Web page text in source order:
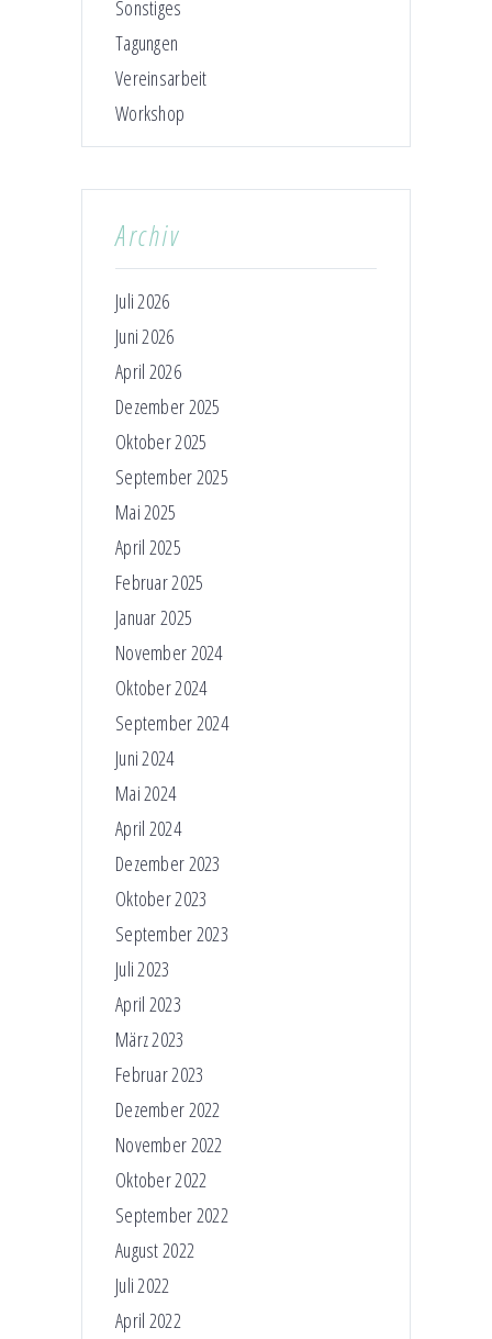
Sonstiges
Tagungen
Vereinsarbeit
Workshop
Archiv
Juli 2026
Juni 2026
April 2026
Dezember 2025
Oktober 2025
September 2025
Mai 2025
April 2025
Februar 2025
Januar 2025
November 2024
Oktober 2024
September 2024
Juni 2024
Mai 2024
April 2024
Dezember 2023
Oktober 2023
September 2023
Juli 2023
April 2023
März 2023
Februar 2023
Dezember 2022
November 2022
Oktober 2022
September 2022
August 2022
Juli 2022
April 2022